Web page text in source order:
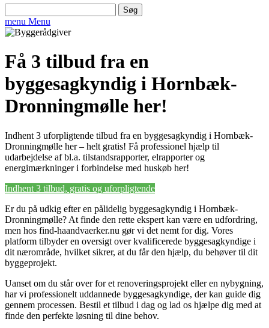
efter:
menu Menu
Få 3 tilbud fra en
byggesagkyndig i Hornbæk-
Dronningmølle her!
Indhent 3 uforpligtende tilbud fra en byggesagkyndig i Hornbæk-
Dronningmølle her – helt gratis! Få professionel hjælp til
udarbejdelse af bl.a. tilstandsrapporter, elrapporter og
energimærkninger i forbindelse med huskøb her!
Indhent 3 tilbud, gratis og uforpligtende
Er du på udkig efter en pålidelig byggesagkyndig i Hornbæk-
Dronningmølle? At finde den rette ekspert kan være en udfordring,
men hos find-haandvaerker.nu gør vi det nemt for dig. Vores
platform tilbyder en oversigt over kvalificerede byggesagkyndige i
dit nærområde, hvilket sikrer, at du får den hjælp, du behøver til dit
byggeprojekt.
Uanset om du står over for et renoveringsprojekt eller en nybygning,
har vi professionelt uddannede byggesagkyndige, der kan guide dig
gennem processen. Bestil et tilbud i dag og lad os hjælpe dig med at
finde den perfekte løsning til dine behov.